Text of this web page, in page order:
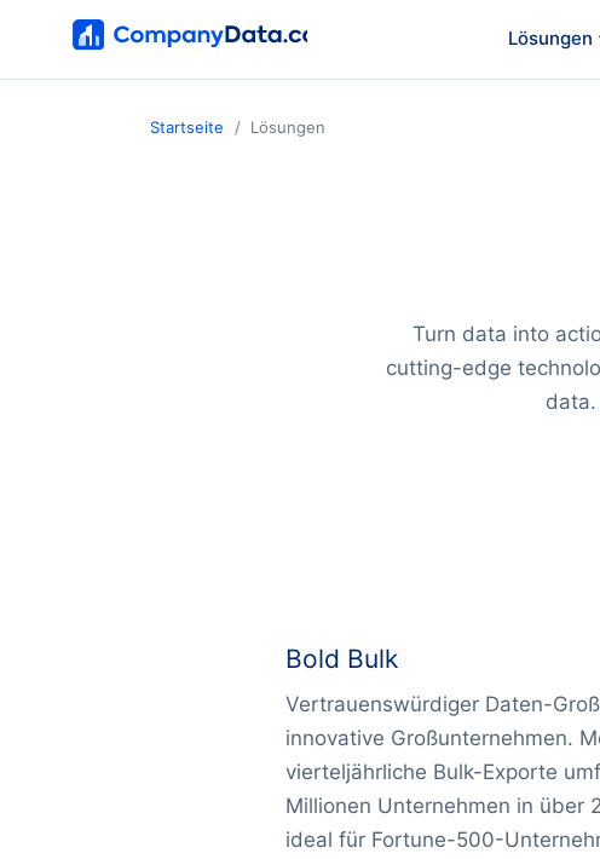
Lösungen
Startseite Lösungen
Turn data into
cutting-edge
Bold Bulk
Vertrauenswürdiger Daten-
innovative Großunternehmen.
vierteljährliche Bulk-Exporte
Millionen Unternehmen in über
ideal für Fortune-500-